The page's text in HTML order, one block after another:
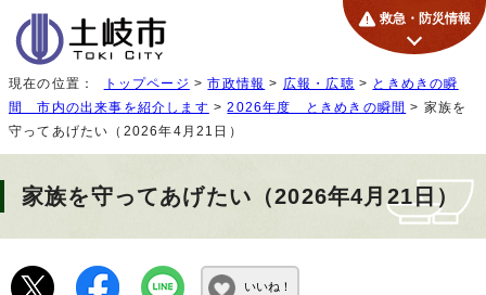
救急・防災情報
現在の位置： トップページ >市政情報 > 広報・広聴 > ときめきの瞬
間 市内の出来事を紹介します >2026年度 ときめきの瞬間 > 家族を
守ってあげたい（2026年4月21日）
家族を守ってあげたい（2026年4月21日）
いいね！